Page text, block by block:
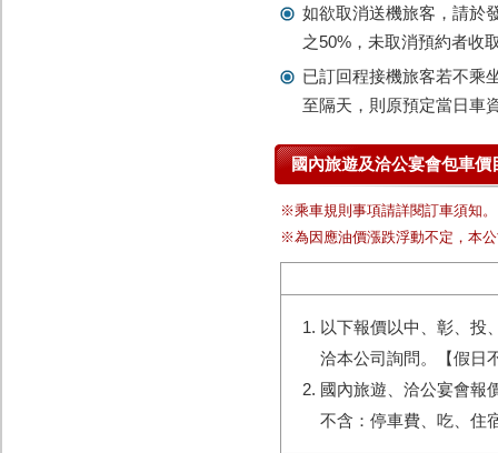
如欲取消送機旅客，請於
之50%，未取消預約者收
已訂回程接機旅客若不乘
至隔天，則原預定當日車
國內旅遊及洽公宴會包車價
※乘車規則事項請詳閱訂車須知。
※為因應油價漲跌浮動不定，本
以下報價以中、彰、投
洽本公司詢問。【假日
國內旅遊、洽公宴會報
不含：停車費、吃、住